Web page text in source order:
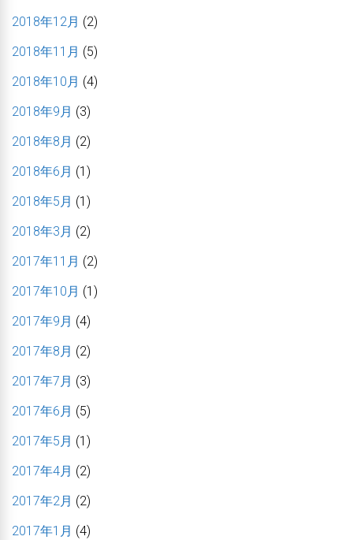
2018年12月 (2)
2018年11月 (5)
2018年10月 (4)
2018年9月 (3)
2018年8月 (2)
2018年6月 (1)
2018年5月 (1)
2018年3月 (2)
2017年11月 (2)
2017年10月 (1)
2017年9月 (4)
2017年8月 (2)
2017年7月 (3)
2017年6月 (5)
2017年5月 (1)
2017年4月 (2)
2017年2月 (2)
2017年1月 (4)